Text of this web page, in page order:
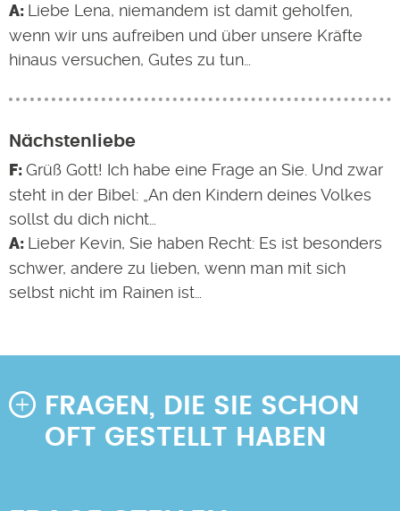
Liebe Lena, niemandem ist damit geholfen,
wenn wir uns aufreiben und über unsere Kräfte
hinaus versuchen, Gutes zu tun…
Nächstenliebe
Grüß Gott! Ich habe eine Frage an Sie. Und zwar
steht in der Bibel: „An den Kindern deines Volkes
sollst du dich nicht…
Lieber Kevin, Sie haben Recht: Es ist besonders
schwer, andere zu lieben, wenn man mit sich
selbst nicht im Rainen ist…
FRAGEN, DIE SIE SCHON
OFT GESTELLT HABEN